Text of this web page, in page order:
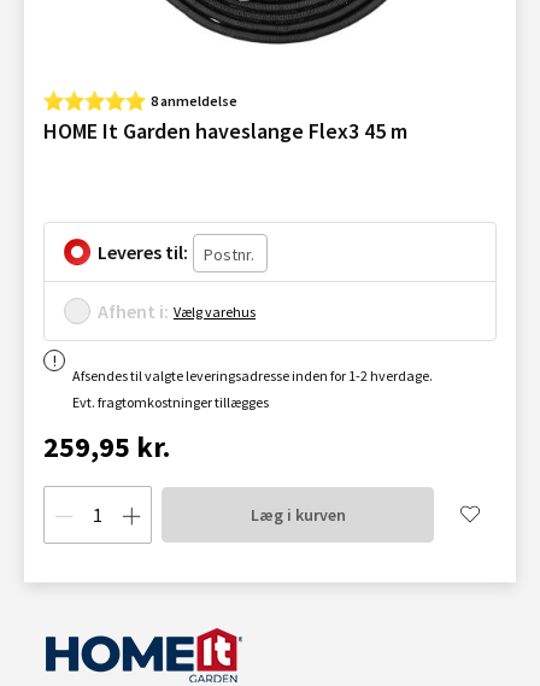
8 anmeldelse
HOME It Garden haveslange Flex3 45 m
Leveres til:
Afhent i: Vælg varehus
Afsendes til valgte leveringsadresse inden for 1-2 hverdage.
Evt. fragtomkostninger tillægges
259,95 kr.
Læg i kurven